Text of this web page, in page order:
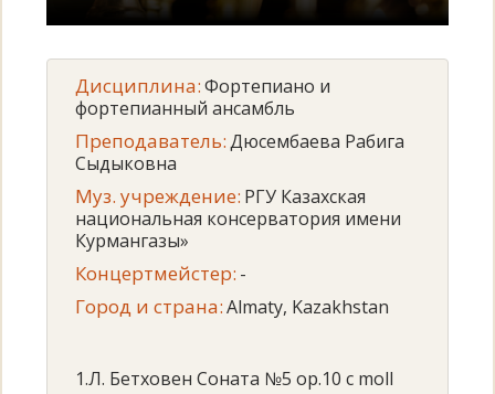
Дисциплина:Фортепиано и
фортепианный ансамбль
Преподаватель:Дюсембаева Рабига
Сыдыковна
Муз. учреждение: РГУ Казахская
национальная консерватория имени
Курмангазы»
Концертмейстер: -
Город и страна:Almaty, Kazakhstan
1.Л. Бетховен Соната №5 op.10 c moll